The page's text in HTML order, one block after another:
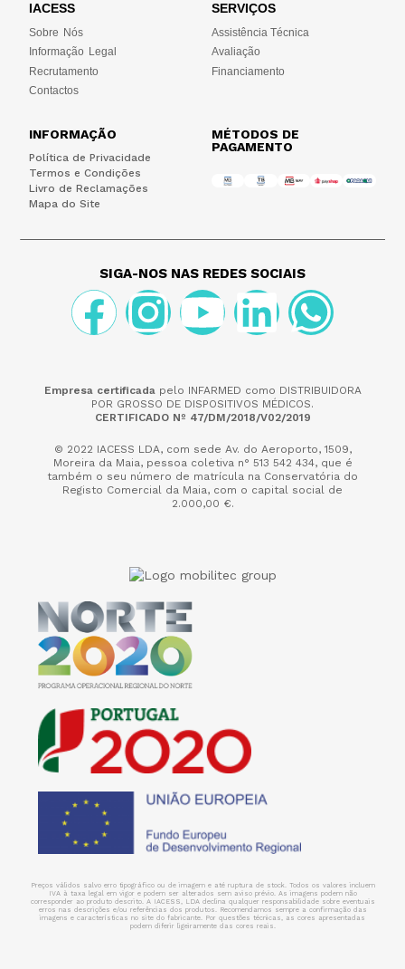
IACESS
Sobre Nós
Informação Legal
Recrutamento
Contactos
SERVIÇOS
Assistência Técnica
Avaliação
Financiamento
INFORMAÇÃO
Política de Privacidade
Termos e Condições
Livro de Reclamações
Mapa do Site
MÉTODOS DE
PAGAMENTO
SIGA-NOS NAS REDES SOCIAIS
Empresa certificadapelo INFARMED como DISTRIBUIDORA
POR GROSSO DE DISPOSITIVOS MÉDICOS.
CERTIFICADO Nº 47/DM/2018/V02/2019
© 2022 IACESS LDA, com sede Av. do Aeroporto, 1509,
Moreira da Maia, pessoa coletiva n° 513 542 434, que é
também o seu número de matrícula na Conservatória do
Registo Comercial da Maia, com o capital social de
2.000,00 €.
Preços válidos salvo erro tipográfico ou de imagem e até ruptura de stock. Todos os valores incluem
IVA à taxa legal em vigor e podem ser alterados sem aviso prévio. As imagens podem não
corresponder ao produto descrito. A IACESS, LDA declina qualquer responsabilidade sobre eventuais
erros nas descrições e/ou referências dos produtos. Recomendamos sempre a confirmação das
imagens e características no site do fabricante. Por questões técnicas, as cores apresentadas
podem diferir ligeiramente das cores reais.